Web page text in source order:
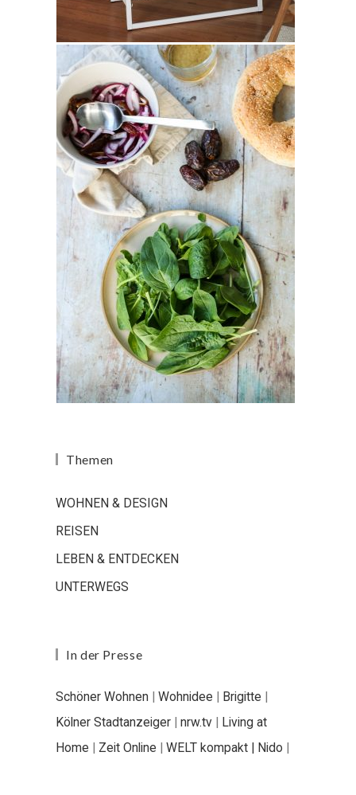
Themen
WOHNEN & DESIGN
REISEN
LEBEN & ENTDECKEN
UNTERWEGS
In der Presse
Schöner Wohnen | Wohnidee | Brigitte |
Kölner Stadtanzeiger | nrw.tv | Living at
Home | Zeit Online | WELT kompakt | Nido |